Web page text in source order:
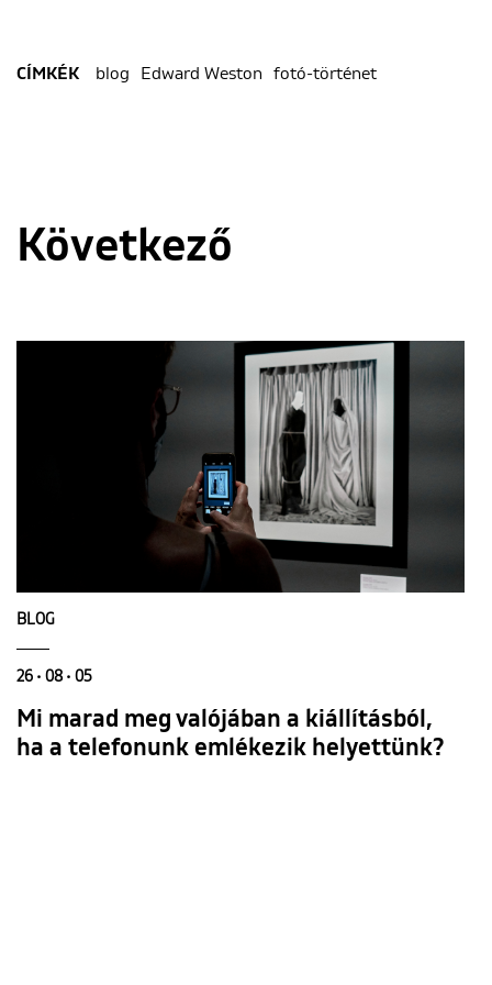
CÍMKÉK blog Edward Weston fotó-történet
Következő
BLOG
26 • 08 • 05
Mi marad meg valójában a kiállításból,
ha a telefonunk emlékezik helyettünk?